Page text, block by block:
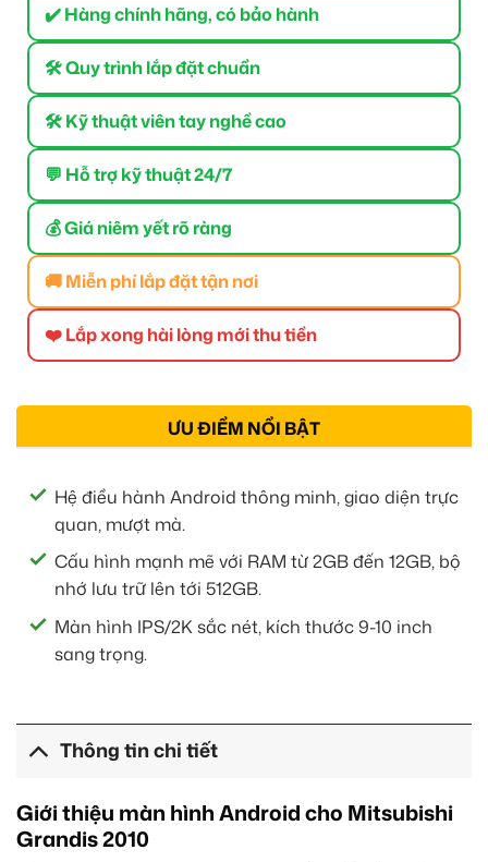
✔️ Hàng chính hãng, có bảo hành
🛠 Quy trình lắp đặt chuẩn
🛠 Kỹ thuật viên tay nghề cao
💬 Hỗ trợ kỹ thuật 24/7
💰 Giá niêm yết rõ ràng
🚚 Miễn phí lắp đặt tận nơi
❤️ Lắp xong hài lòng mới thu tiền
ƯU ĐIỂM NỔI BẬT
Hệ điều hành Android thông minh, giao diện trực
quan, mượt mà.
Cấu hình mạnh mẽ với RAM từ 2GB đến 12GB, bộ
nhớ lưu trữ lên tới 512GB.
Màn hình IPS/2K sắc nét, kích thước 9-10 inch
sang trọng.
Thông tin chi tiết
Giới thiệu màn hình Android cho Mitsubishi
Grandis 2010